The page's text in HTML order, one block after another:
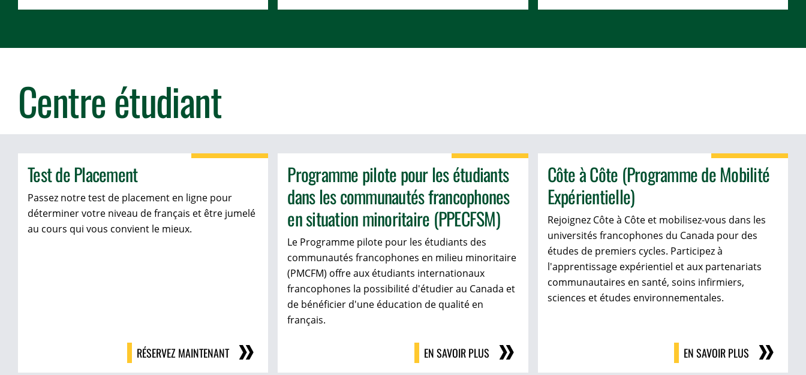
Centre étudiant
Test de Placement
Passez notre test de placement en ligne pour
déterminer votre niveau de français et être jumelé
au cours qui vous convient le mieux.
RÉSERVEZ MAINTENANT
Programme pilote pour les étudiants
dans les communautés francophones
en situation minoritaire (PPECFSM)
Le Programme pilote pour les étudiants des
communautés francophones en milieu minoritaire
(PMCFM) offre aux étudiants internationaux
francophones la possibilité d'étudier au Canada et
de bénéficier d'une éducation de qualité en
français.
EN SAVOIR PLUS
Côte à Côte (Programme de Mobilité
Expérientielle)
Rejoignez Côte à Côte et mobilisez-vous dans les
universités francophones du Canada pour des
études de premiers cycles. Participez à
l'apprentissage expérientiel et aux partenariats
communautaires en santé, soins infirmiers,
sciences et études environnementales.
EN SAVOIR PLUS